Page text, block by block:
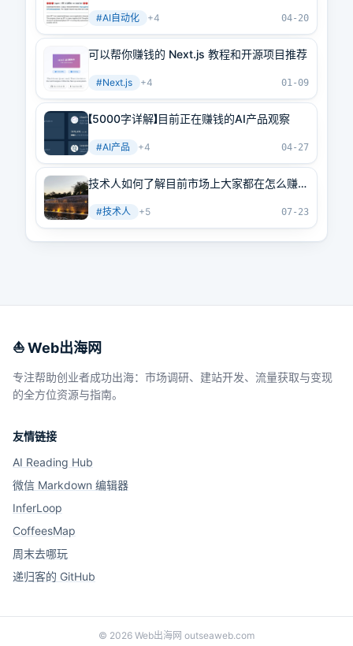
#AI自动化 +4 04-20
可以帮你赚钱的 Next.js 教程和开源项目推荐
#Next.js +4 01-09
【5000字详解】目前正在赚钱的AI产品观察
#AI产品 +4 04-27
技术人如何了解目前市场上大家都在怎么赚
#技术人 +5 07-23
⛵️ Web出海网
专注帮助创业者成功出海：市场调研、建站开发、流量获取与变现
的全方位资源与指南。
友情链接
AI Reading Hub
微信 Markdown 编辑器
InferLoop
CoffeesMap
周末去哪玩
递归客的 GitHub
© 2026 Web出海网 outseaweb.com